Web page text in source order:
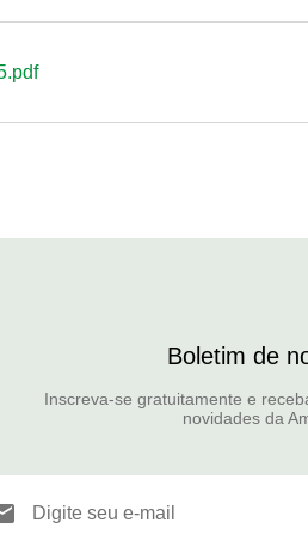
Boletim de
Inscreva-se gratuitamente e
novidades da
Digite seu e-mail